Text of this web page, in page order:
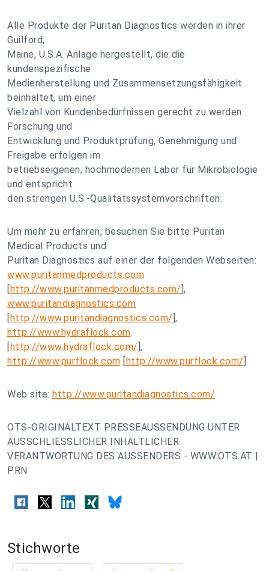
Alle Produkte der Puritan Diagnostics werden in ihrer
Guilford,
Maine, U.S.A. Anlage hergestellt, die die
kundenspezifische
Medienherstellung und Zusammensetzungsfähigkeit
beinhaltet, um einer
Vielzahl von Kundenbedürfnissen gerecht zu werden.
Forschung und
Entwicklung und Produktprüfung, Genehmigung und
Freigabe erfolgen im
betriebseigenen, hochmodernen Labor für Mikrobiologie
und entspricht
den strengen U.S.-Qualitätssystemvorschriften.
Um mehr zu erfahren, besuchen Sie bitte Puritan
Medical Products und
Puritan Diagnostics auf einer der folgenden Webseiten:
www.puritanmedproducts.com
[http://www.puritanmedproducts.com/],
www.puritandiagnostics.com
[http://www.puritandiagnostics.com/],
http://www.hydraflock.com
[http://www.hydraflock.com/],
http://www.purflock.com [http://www.purflock.com/]
Web site: http://www.puritandiagnostics.com/
OTS-ORIGINALTEXT PRESSEAUSSENDUNG UNTER
AUSSCHLIESSLICHER INHALTLICHER
VERANTWORTUNG DES AUSSENDERS - WWW.OTS.AT |
PRN
Stichworte